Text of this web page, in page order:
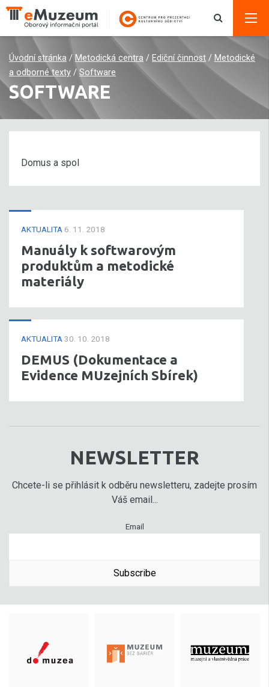
Úvodní stránka / Metodická centra / Ediční činnost / Metodické
a odborné texty /Software
SOFTWARE
Domus a spol
AKTUALITA 6. 11. 2018
Manuály k softwarovým
produktům a metodické
materiály
AKTUALITA 30. 10. 2018
DEMUS (Dokumentace a
Evidence MUzejních Sbírek)
NEWSLETTER
Chcete-li se přihlásit k odběru newsletteru, zadejte prosím
Váš email...
Email
Subscribe